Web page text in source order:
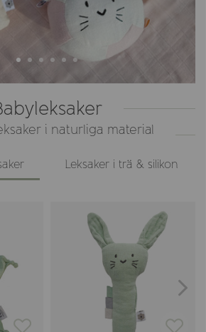
i naturliga material
Leksaker i trä & silikon